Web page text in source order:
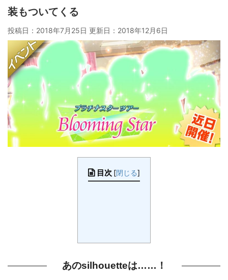
装もついてくる
投稿日：2018年7月25日 更新日： 2018年12月6日
目次 [閉じる]
あのsilhouetteは……！